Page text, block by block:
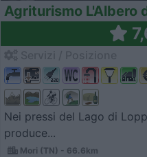
Agriturismo L'Albero
Nei pressi del Lago di
produce...
Mori (TN) - 66.6km